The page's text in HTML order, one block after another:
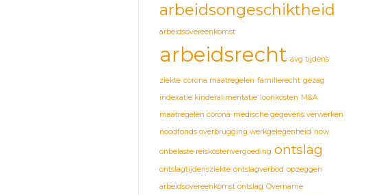
arbeidsongeschiktheid
arbeidsovereenkomst
arbeidsrecht avg tijdens
ziekte corona maatregelen familierecht gezag
indexatie kinderalimentatie loonkosten M&A
maatregelen corona medische gegevens verwerken
noodfonds overbrugging werkgelegenheid now
onbelaste reiskostenvergoeding ontslag
ontslagtijdensziekte ontslagverbod opzeggen
arbeidsovereenkomst ontslag Overname